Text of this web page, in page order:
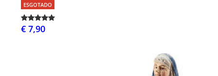
ESGOTADO
€ 7,90